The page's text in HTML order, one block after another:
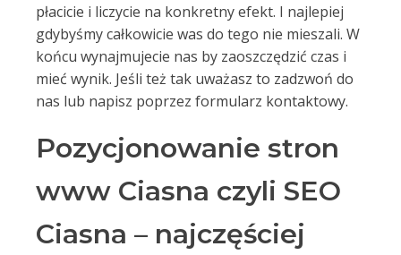
płacicie i liczycie na konkretny efekt. I najlepiej
gdybyśmy całkowicie was do tego nie mieszali. W
końcu wynajmujecie nas by zaoszczędzić czas i
mieć wynik. Jeśli też tak uważasz to zadzwoń do
nas lub napisz poprzez formularz kontaktowy.
Pozycjonowanie stron
www Ciasna czyli SEO
Ciasna – najczęściej